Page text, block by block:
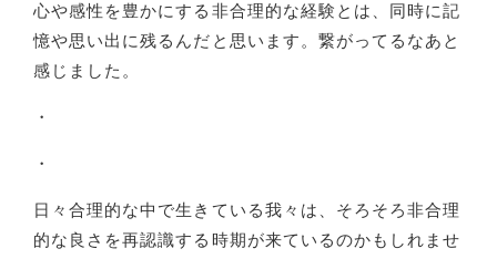
心や感性を豊かにする非合理的な経験とは、同時に記
憶や思い出に残るんだと思います。繋がってるなあと
感じました。
・
・
日々合理的な中で生きている我々は、そろそろ非合理
的な良さを再認識する時期が来ているのかもしれませ